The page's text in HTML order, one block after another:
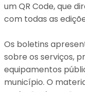
um QR Code, que
com todas as
Os boletins
sobre os serviços,
equipamentos
município. O